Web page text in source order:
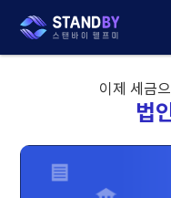
법
이제 세금